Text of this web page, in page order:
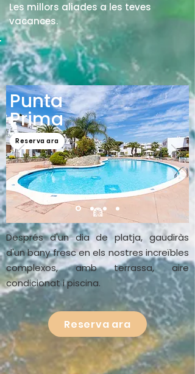
Les millors aliades a les teves
vacances.
Punta
Prima
Reserva ara
Després d'un dia de platja, gaudiràs
d'un bany fresc en els nostres increïbles
complexos, amb terrassa, aire
condicionat i piscina.
Reserva ara